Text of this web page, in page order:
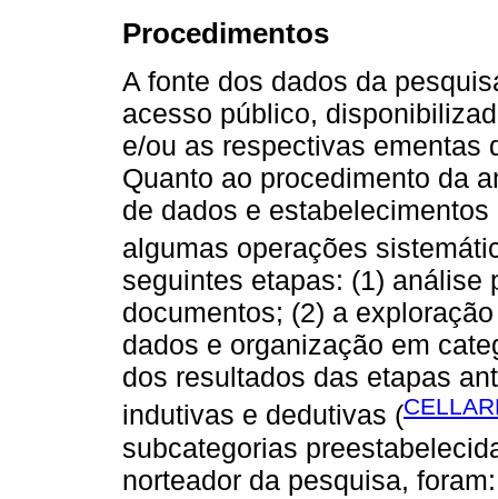
Procedimentos
A fonte dos dados da
acesso público,
e/ou as respectivas ementas
Quanto ao procedimento da
de dados e
algumas operações
seguintes etapas: (1)
documentos; (2) a
dados e organização em
dos resultados das etapas
indutivas e dedutivas (
subcategorias
norteador da pesquisa, foram: